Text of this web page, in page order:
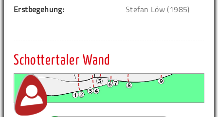
Erstbegehung: Stefan Löw (1985)
Schottertaler Wand